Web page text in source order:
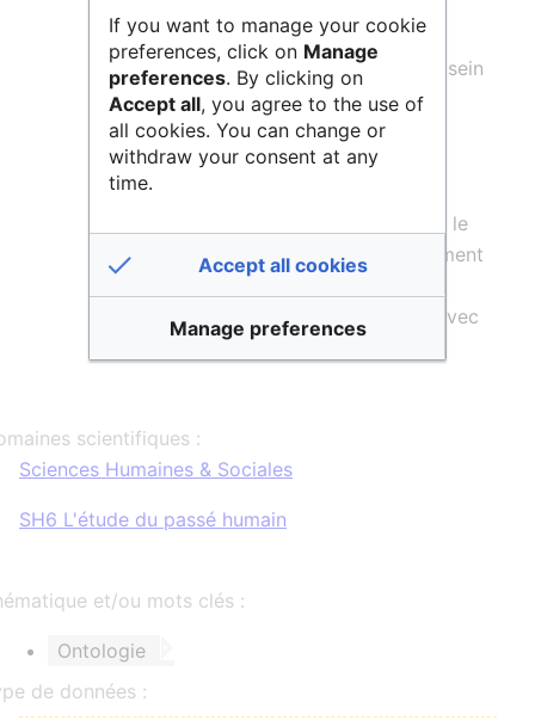
Les deux applications développées au sein
du LARHA OntoME et Geovistory
(environnement virtuel de recherche)
permettent de produire des données
géohistoriques, tant qualitatives que
quantitatives. Depuis septembre 2023, le
code d'OntoME est également entièrement
maintenant l'ensemble en conformité avec
principes FAIR
scientifiques :
Sciences Humaines & Sociales
SH6 L'étude du passé humain
et/ou mots clés :
Ontologie
de données :
If you want to manage your cookie
preferences, click on Manage
preferences. By clicking on
Accept all, you agree to the use of
all cookies. You can change or
withdraw your consent at any
time.
Accept all cookies
Manage preferences